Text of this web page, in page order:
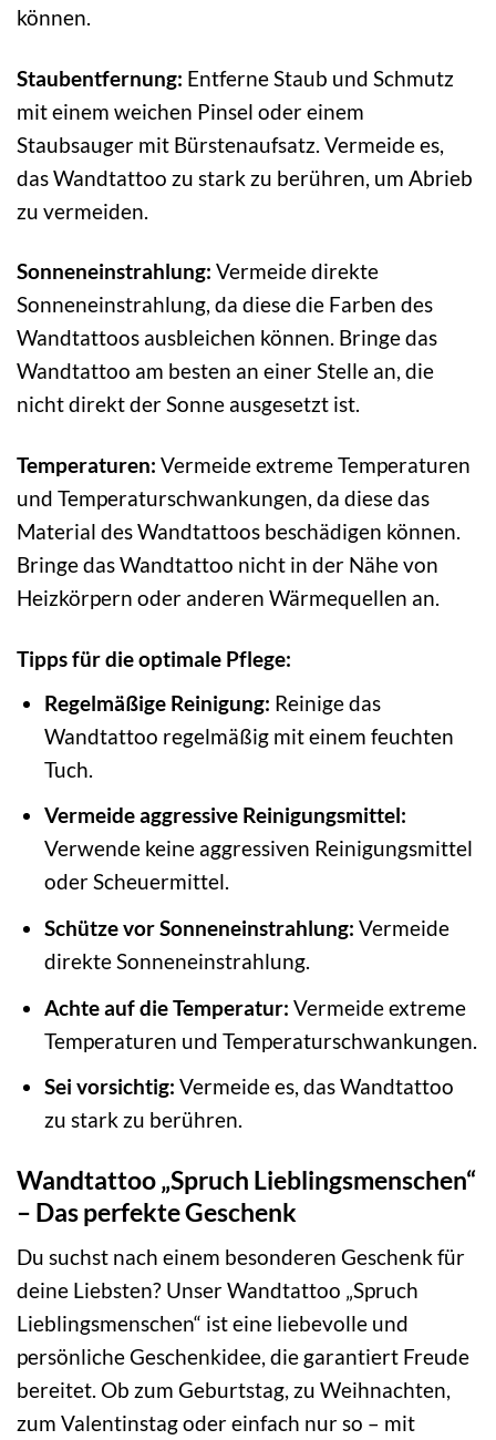
können.
Staubentfernung: Entferne Staub und Schmutz
mit einem weichen Pinsel oder einem
Staubsauger mit Bürstenaufsatz. Vermeide es,
das Wandtattoo zu stark zu berühren, um Abrieb
zu vermeiden.
Sonneneinstrahlung: Vermeide direkte
Sonneneinstrahlung, da diese die Farben des
Wandtattoos ausbleichen können. Bringe das
Wandtattoo am besten an einer Stelle an, die
nicht direkt der Sonne ausgesetzt ist.
Temperaturen: Vermeide extreme Temperaturen
und Temperaturschwankungen, da diese das
Material des Wandtattoos beschädigen können.
Bringe das Wandtattoo nicht in der Nähe von
Heizkörpern oder anderen Wärmequellen an.
Tipps für die optimale Pflege:
Regelmäßige Reinigung: Reinige das
Wandtattoo regelmäßig mit einem feuchten
Tuch.
Vermeide aggressive Reinigungsmittel:
Verwende keine aggressiven Reinigungsmittel
oder Scheuermittel.
Schütze vor Sonneneinstrahlung: Vermeide
direkte Sonneneinstrahlung.
Achte auf die Temperatur: Vermeide extreme
Temperaturen und Temperaturschwankungen.
Sei vorsichtig: Vermeide es, das Wandtattoo
zu stark zu berühren.
Wandtattoo „Spruch Lieblingsmenschen“
– Das perfekte Geschenk
Du suchst nach einem besonderen Geschenk für
deine Liebsten? Unser Wandtattoo „Spruch
Lieblingsmenschen“ ist eine liebevolle und
persönliche Geschenkidee, die garantiert Freude
bereitet. Ob zum Geburtstag, zu Weihnachten,
zum Valentinstag oder einfach nur so – mit